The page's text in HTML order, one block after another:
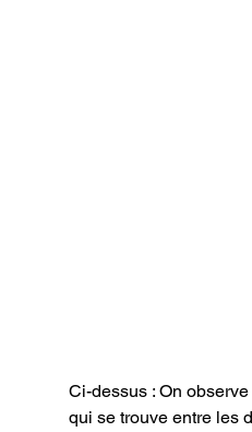
Ci-dessus : On
qui se trouve entre les